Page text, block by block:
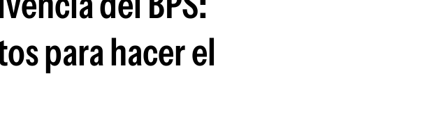
para hacer el